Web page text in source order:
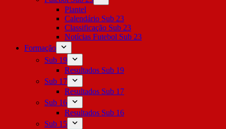
Plantel
Calendário Sub 23
Classificação Sub 23
Notícias Futebol Sub 23
Formação
Sub 19
Resultados Sub 19
Sub 17
Resultados Sub 17
Sub 16
Resultados Sub 16
Sub 15